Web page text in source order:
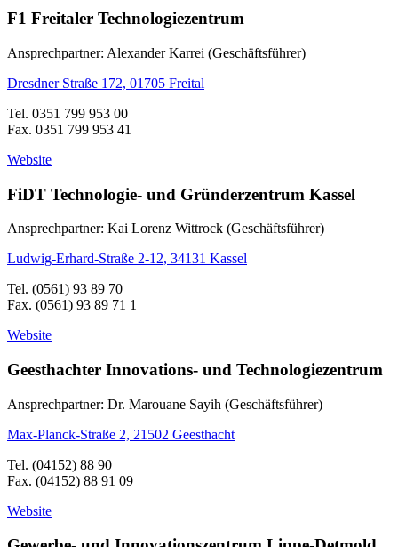
F1 Freitaler Technologiezentrum
Ansprechpartner: Alexander Karrei (Geschäftsführer)
Dresdner Straße 172, 01705 Freital
Tel. 0351 799 953 00
Fax. 0351 799 953 41
Website
FiDT Technologie- und Gründerzentrum Kassel
Ansprechpartner: Kai Lorenz Wittrock (Geschäftsführer)
Ludwig-Erhard-Straße 2-12, 34131 Kassel
Tel. (0561) 93 89 70
Fax. (0561) 93 89 71 1
Website
Geesthachter Innovations- und Technologiezentrum
Ansprechpartner: Dr. Marouane Sayih (Geschäftsführer)
Max-Planck-Straße 2, 21502 Geesthacht
Tel. (04152) 88 90
Fax. (04152) 88 91 09
Website